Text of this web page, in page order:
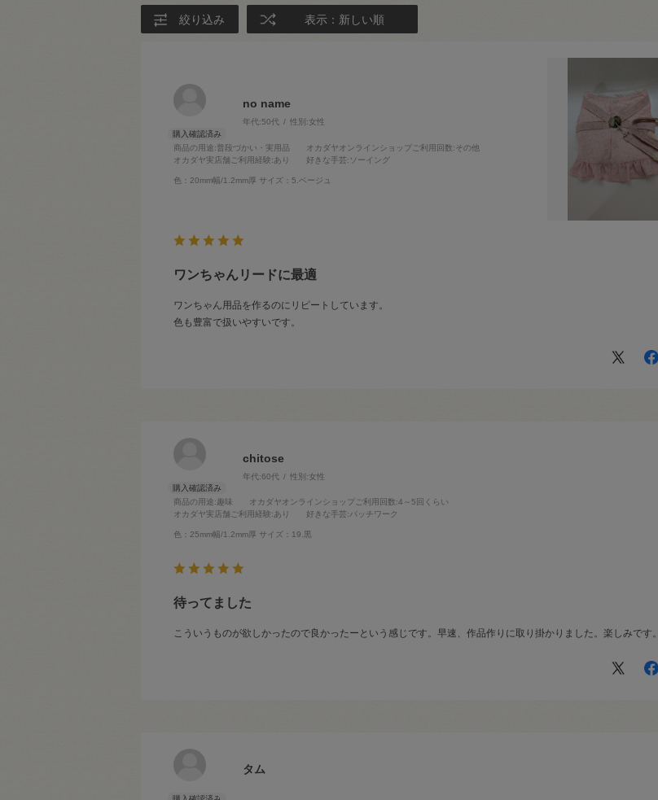
絞り込み 表示：新しい順
no name
年代:50代 性別:女性
商品の用途:普段づかい・実用品 オカダヤオンラインショップご利用回数:その他
オカダヤ実店舗ご利用経験:あり 好きな手芸:ソーイング
色：20mm幅/1.2mm厚 サイズ：5.ベージュ
ワンちゃんリードに最適
ワンちゃん用品を作るのにリピートしています。
色も豊富で扱いやすいです。
chitose
年代:60代 性別:女性
商品の用途:趣味 オカダヤオンラインショップご利用回数:4～5回くらい
オカダヤ実店舗ご利用経験:あり 好きな手芸:パッチワーク
色：25mm幅/1.2mm厚 サイズ：19.黒
待ってました
こういうものが欲しかったので良かったーという感じです。早速、作品作りに取り掛かりました。楽しみです。
タム